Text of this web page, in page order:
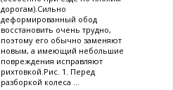
дорогам).Сильно
деформированный обод
восстановить очень трудно,
поэтому его обычно заменяют
новым, а имеющий небольшие
повреждения исправляют
рихтовкой.Рис. 1. Перед
разборкой колеса ...